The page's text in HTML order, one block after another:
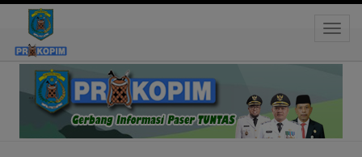
Beri Inovasi Terbaik untuk Daerah, Sejumlah
Perangkat Daerah di Paser Dianugerahi
Penghargaan